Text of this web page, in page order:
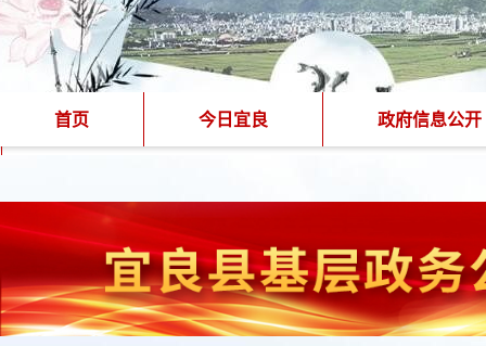
首页 今日宜良 政府信息公开